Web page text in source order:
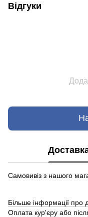
Відгуки
Самовивіз з нашого
Більше інформації про
Оплата кур'єру або